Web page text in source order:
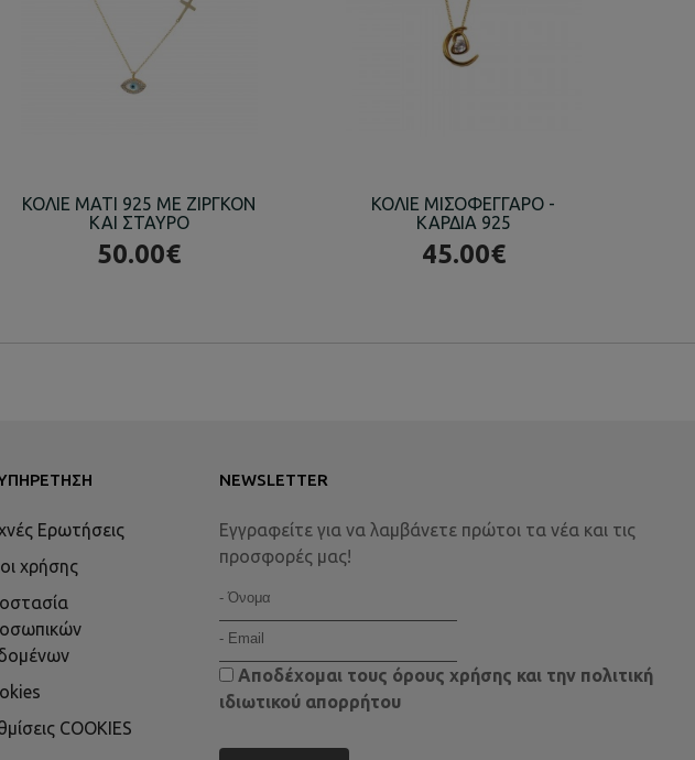
ΚΟΛΙΕ ΜΑΤΙ 925 ΜΕ ΖΙΡΓΚΟΝ
ΚΑΙ ΣΤΑΥΡΟ
50.00€
ΚΟΛΙΕ ΜΙΣΟΦΕΓΓΑΡΟ -
ΚΑΡΔΙΑ 925
45.00€
Ερωτήσεις
χρήσης
COOKIES
NEWSLETTER
Εγγραφείτε για να λαμβάνετε πρώτοι τα νέα και τις
προσφορές μας!
Αποδέχομαι τους όρους χρήσης και την πολιτική
ιδιωτικού απορρήτου